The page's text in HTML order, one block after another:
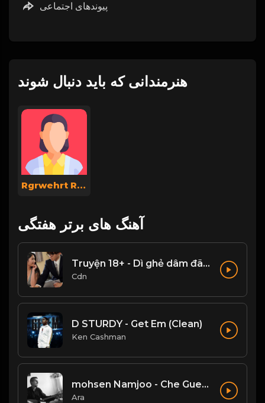
پیوندهای اجتماعی
هنرمندانی که باید دنبال شوند
Rgrwehrt Rthsrths
آهنگ های برتر هفتگی
Truyện 18+ - Dì ghẻ dâm đãng Phần 1
Cdn
D STURDY - Get Em (Clean)
Ken Cashman
mohsen Namjoo - Che Guevara . محسن نامجو چه گوارا
Ara